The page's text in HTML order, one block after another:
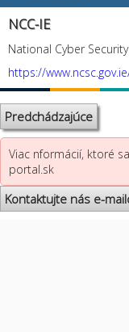
NCC-IE
National Cyber
https://
Predchádzajúce
Viac nformácií, ktoré
portal.sk
Kontaktujte nás e-